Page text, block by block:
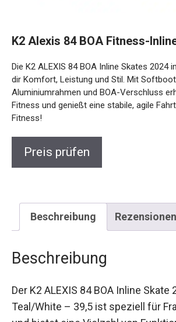
K2 Alexis 84 BOA Fitness-
bieten dir Komfort, Leistung und Stil. Mit
Technologie, Aluminiumrahmen und BOA-
erhöhst du deine Fitness und genießt eine
Fahrt. Ideal für Outdoor-Fitness!
Preis prüfen
Beschreibung
entwickelt und bietet eine Vielzahl